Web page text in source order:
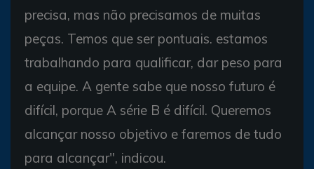
precisa, mas não precisamos de muitas
peças. Temos que ser pontuais. estamos
trabalhando para qualificar, dar peso para
a equipe. A gente sabe que nosso futuro é
difícil, porque A série B é difícil. Queremos
alcançar nosso objetivo e faremos de tudo
para alcançar", indicou.